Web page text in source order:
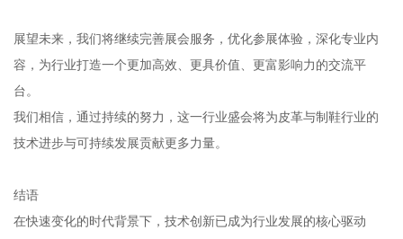
展望未来，我们将继续完善展会服务，优化参展体验，深化专业内
容，为行业打造一个更加高效、更具价值、更富影响力的交流平
台。
我们相信，通过持续的努力，这一行业盛会将为皮革与制鞋行业的
技术进步与可持续发展贡献更多力量。
结语
在快速变化的时代背景下，技术创新已成为行业发展的核心驱动